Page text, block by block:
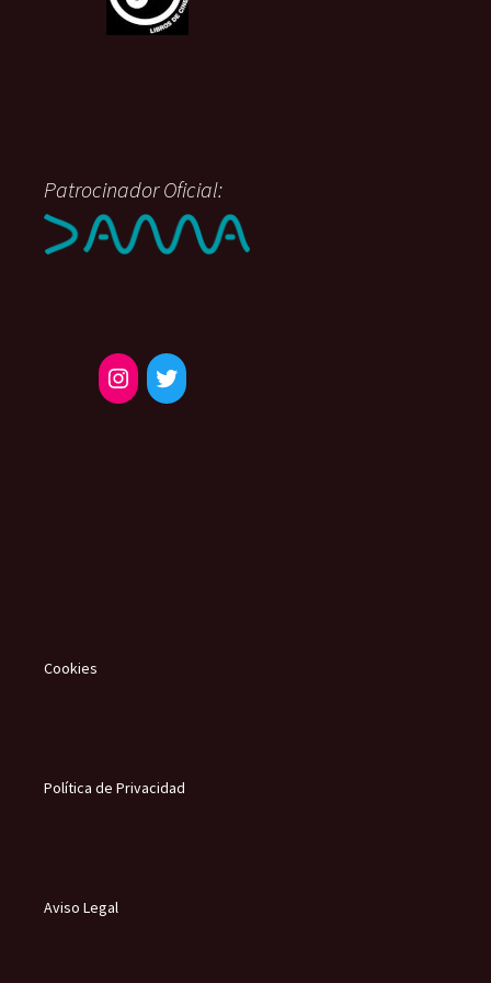
Patrocinador Oficial:
Cookies
Política de Privacidad
Aviso Legal